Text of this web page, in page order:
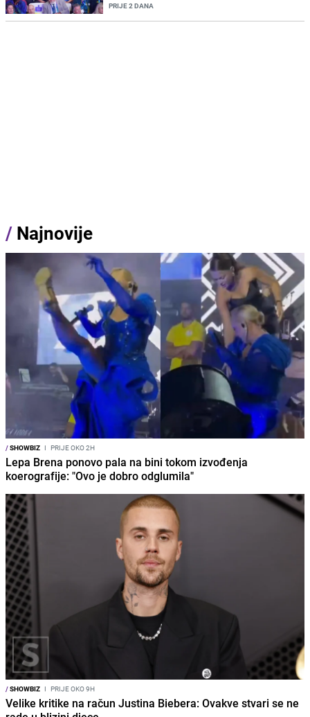
PRIJE 2 DANA
/ Najnovije
/SHOWBIZ I PRIJE OKO 2H
Lepa Brena ponovo pala na bini tokom izvođenja
koerografije: "Ovo je dobro odglumila"
/SHOWBIZ I PRIJE OKO 9H
Velike kritike na račun Justina Biebera: Ovakve stvari se ne